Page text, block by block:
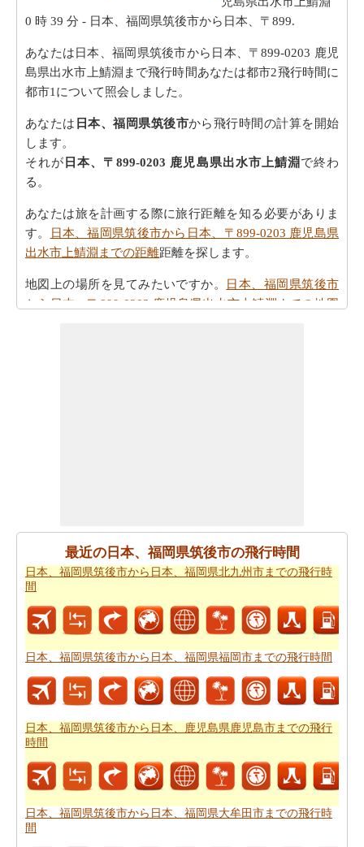
0 時 39 分 - 日本、福岡県筑後市から日本、〒899.
あなたは日本、福岡県筑後市から日本、〒899-0203 鹿児
島県出水市上鯖淵まで飛行時間あなたは都市2飛行時間に
都市1について照会しました。
あなたは 日本、福岡県筑後市から飛行時間の計算を開始
します。
それが 日本、〒899-0203 鹿児島県出水市上鯖淵 で終わ
る。
あなたは旅を計画する際に旅行距離を知る必要がありま
す。
日本、福岡県筑後市から日本、〒899-0203 鹿児島県
出水市上鯖淵までの距離距離を探します。
地図上の場所を見てみたいですか。
日本、福岡県筑後市
から日本、〒899-0203 鹿児島県出水市上鯖淵までの地図
すべてのより良い計画にポイントするために必要な最も
重要なご旅行の要約を取得しますか。ここに - 旅行は日
本、福岡県筑後市がら日本、〒899-0203 鹿児島県出水市
上鯖淵から。あなたは自分でより良い
市から日本、〒899-0203 鹿児島県出水市上鯖淵までの旅
行を計画するのに役立ちます。
道路の旅の代わりに、長い旅のための飛行を好むだろ
う。この場合には、日本、福岡県筑後市から日本、〒
899-0203 鹿児島県出水市上鯖淵までの飛行距離を知るこ
とが重要です。
のルートを知ることが不可欠です。このルートプランナ
ーは、あなたの旅のでの中間点と一緒にあなた日本、福
岡県筑後市から日本、〒899-0203 鹿児島県出水市上鯖淵
までの道路ルートプラン
最近の日本、福岡県筑後市の飛行時間
日本、福岡県筑後市から日本、福岡県北九州市までの飛行時
間
日本、福岡県筑後市から日本、福岡県福岡市までの飛行時間
日本、福岡県筑後市から日本、鹿児島県鹿児島市までの飛行
時間
日本、福岡県筑後市から日本、福岡県大牟田市までの飛行時
間